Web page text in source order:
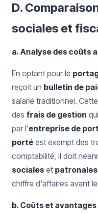
D.
sociales et
a. Analyse des coûts
En optant pour le
reçoit un bulletin de
salarié traditionnel.
des frais de gestion
par l'entreprise de
porté est exempt des
comptabilité, il doit
sociales et patronales
chiffre d'affaires avant le
b. Coûts et